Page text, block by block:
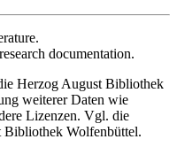
documentation.
Herzog August Bibliothek
weiterer Daten wie
Lizenzen. Vgl. die
Bibliothek Wolfenbüttel.